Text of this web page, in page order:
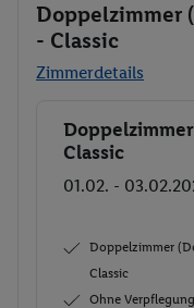
Doppelzimmer
- Classic
Zimmerdetails
Buchen
Classic
01.02. -
Doppelzimmer
Classic
Ohne Verpflegung